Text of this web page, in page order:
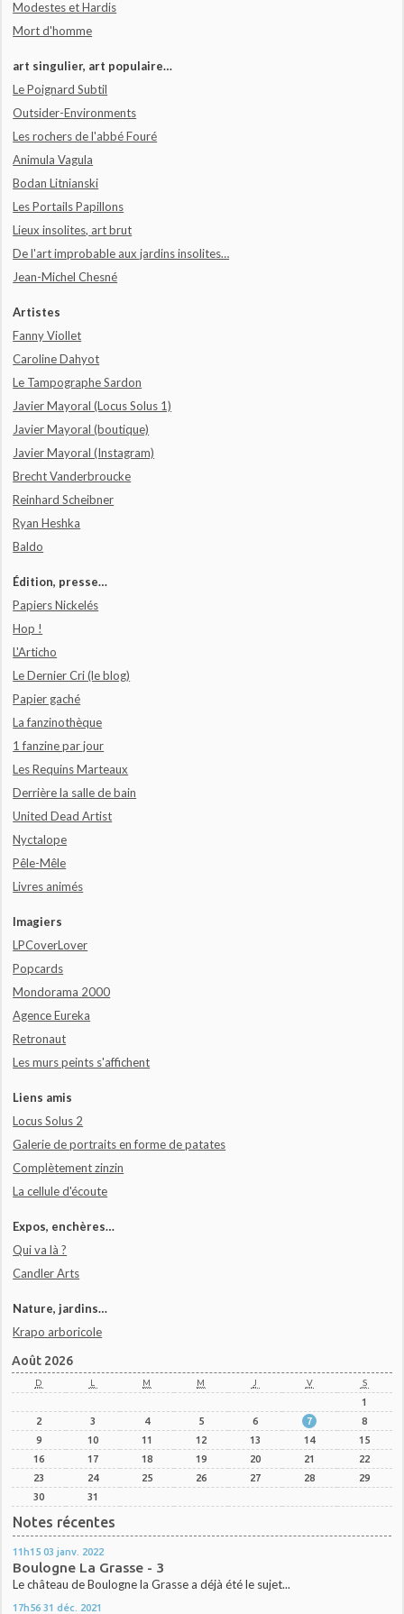
Modestes et Hardis
Mort d'homme
art singulier, art populaire…
Le Poignard Subtil
Outsider-Environments
Les rochers de l'abbé Fouré
Animula Vagula
Bodan Litnianski
Les Portails Papillons
Lieux insolites, art brut
De l'art improbable aux jardins insolites…
Jean-Michel Chesné
Artistes
Fanny Viollet
Caroline Dahyot
Le Tampographe Sardon
Javier Mayoral (Locus Solus 1)
Javier Mayoral (boutique)
Javier Mayoral (Instagram)
Brecht Vanderbroucke
Reinhard Scheibner
Ryan Heshka
Baldo
Édition, presse…
Papiers Nickelés
Hop !
L'Articho
Le Dernier Cri (le blog)
Papier gaché
La fanzinothèque
1 fanzine par jour
Les Requins Marteaux
Derrière la salle de bain
United Dead Artist
Nyctalope
Pêle-Mêle
Livres animés
Imagiers
LPCoverLover
Popcards
Mondorama 2000
Agence Eureka
Retronaut
Les murs peints s'affichent
Liens amis
Locus Solus 2
Galerie de portraits en forme de patates
Complètement zinzin
La cellule d'écoute
Expos, enchères…
Qui va là ?
Candler Arts
Nature, jardins…
Krapo arboricole
Août 2026
D L M M J V S
1
2
3 4 5 6 7
8
9
10 11 12 13 14
15
16
17 18 19 20 21
22
23
24 25 26 27 28
29
30
31
Notes récentes
11h15 03 janv. 2022
Boulogne La Grasse - 3
Le château de Boulogne la Grasse a déjà été le sujet...
17h56 31 déc. 2021